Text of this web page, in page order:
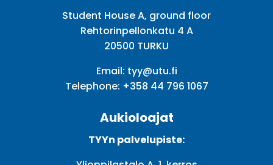
Student House A, ground floor
Rehtorinpellonkatu 4 A
20500 TURKU
Email: tyy@utu.fi
Telephone: +358 44 796 1067
Aukioloajat
TYYn palvelupiste: